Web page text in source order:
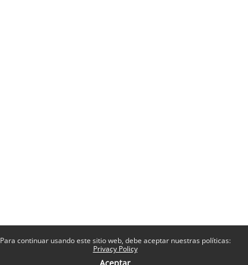
Para continuar usando este sitio web, debe aceptar nuestras políticas:
Privacy Policy